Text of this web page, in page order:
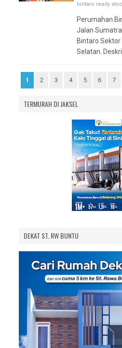
bintaro ready
Perumahan
Jalan
Bintaro
Selatan. Deskri...
1 2 3 4 5 6 7
TERMURAH DI JAKSEL
DEKAT ST. RW BUNTU